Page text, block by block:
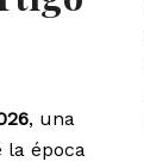
, una
la época